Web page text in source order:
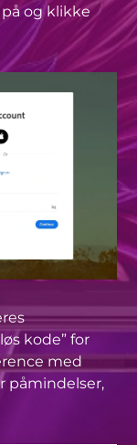
og klikke
kode” for
med
påmindelser,